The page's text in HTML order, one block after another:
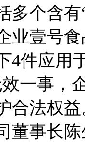
多个含
业壹号
4件应用
一事，
合法权
董事长